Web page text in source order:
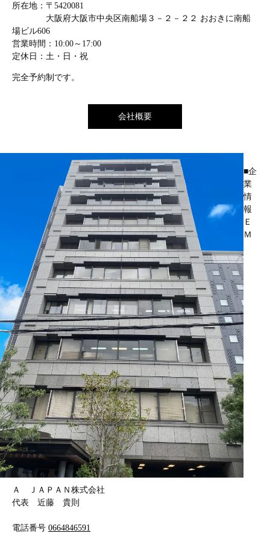
所在地：〒5420081
大阪府大阪市中央区南船場３－２－２２ おおきに南船
場ビル606
営業時間：10:00～17:00
定休日：土・日・祝
完全予約制です。
会社概要
■企
業
情
報
Ｅ
Ｍ
Ａ ＪＡＰＡＮ株式会社
代表 近藤 貴則
電話番号 0664846591